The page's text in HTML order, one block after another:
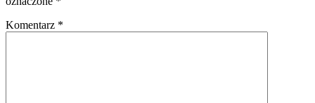
Komentarz *